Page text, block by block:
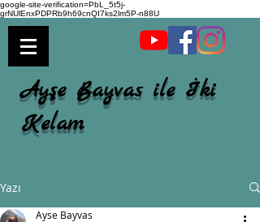
google-site-verification=PbL_5t5j-
grNUlEnxPDPRb9h69cnQI7ks2lm5P-n88U
Ayşe Bayvas ile İki
Kelam
Yazı
Ayse Bayvas